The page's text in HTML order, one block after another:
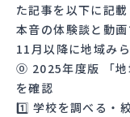
た記事を以下に記載
本音の体験談と動
11月以降に地域み
⓪ 2025年度版 「地
を確認
1️⃣ 学校を調べる・